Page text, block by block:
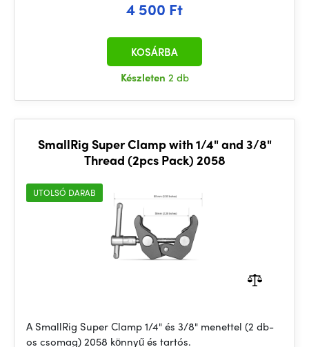
4 500 Ft
Készleten 2 db
KOSÁRBA
SmallRig Super Clamp with 1/4" and 3/8"
Thread (2pcs Pack) 2058
UTOLSÓ DARAB
A SmallRig Super Clamp 1/4" és 3/8" menettel (2 db-
os csomag) 2058 könnyű és tartós.